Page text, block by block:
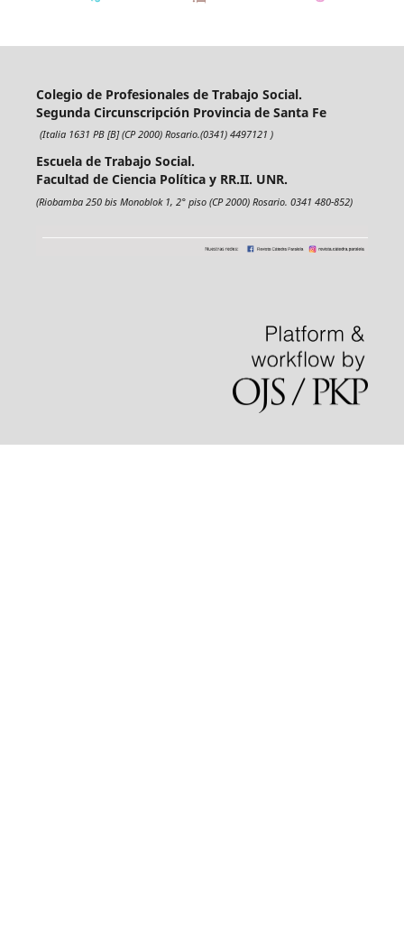
Colegio de Profesionales de Trabajo Social.
Segunda Circunscripción Provincia de Santa Fe
(Italia 1631 PB [B] (CP 2000) Rosario.(0341) 4497121 )
Escuela de Trabajo Social.
Facultad de Ciencia Política y RR.II. UNR.
(Riobamba 250 bis Monoblok 1, 2° piso (CP 2000) Rosario. 0341 480-852)